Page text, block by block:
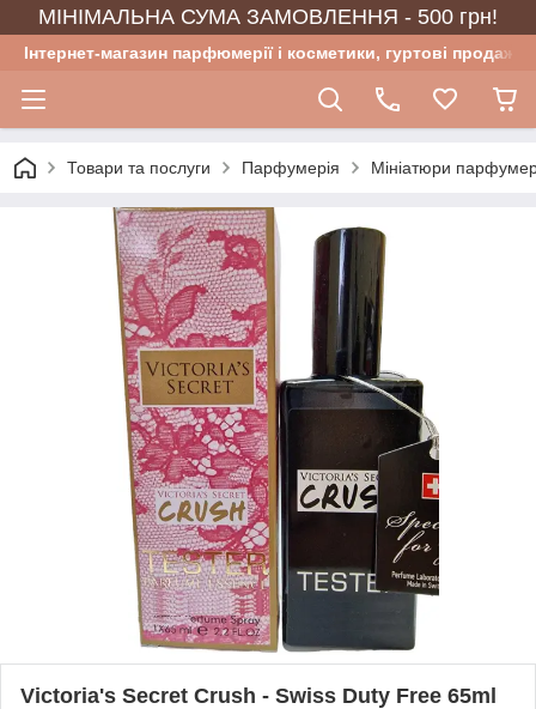
МІНІМАЛЬНА СУМА ЗАМОВЛЕННЯ - 500 грн!
Інтернет-магазин парфюмерії і косметики, гуртові продажі
Товари та послуги Парфумерія Мініатюри
Victoria's Secret Crush - Swiss Duty Free 65ml